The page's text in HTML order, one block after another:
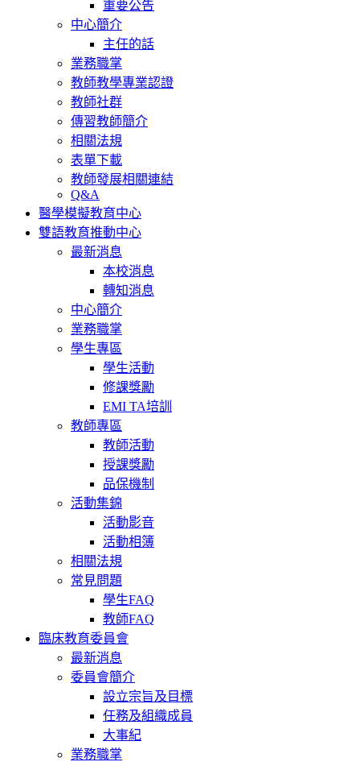
重要公告
中心簡介
主任的話
業務職掌
教師教學專業認證
教師社群
傳習教師簡介
相關法規
表單下載
教師發展相關連結
Q&A
醫學模擬教育中心
雙語教育推動中心
最新消息
本校消息
轉知消息
中心簡介
業務職掌
學生專區
學生活動
修課獎勵
EMI TA培訓
教師專區
教師活動
授課獎勵
品保機制
活動集錦
活動影音
活動相簿
相關法規
常見問題
學生FAQ
教師FAQ
臨床教育委員會
最新消息
委員會簡介
設立宗旨及目標
任務及組織成員
大事紀
業務職掌